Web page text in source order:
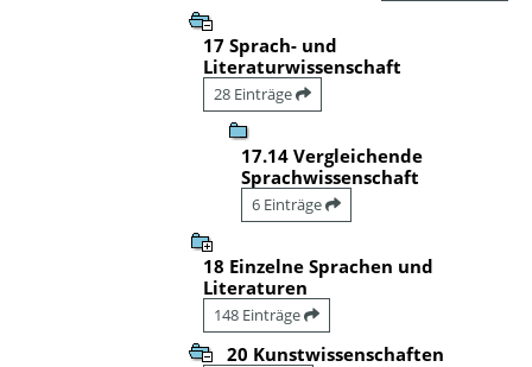
17 Sprach- und
Literaturwissenschaft
28 Einträge
17.14 Vergleichende
Sprachwissenschaft
6 Einträge
18 Einzelne Sprachen und
Literaturen
148 Einträge
20 Kunstwissenschaften